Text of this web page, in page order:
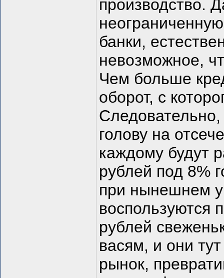
производство.
банки,
невозможное,
Чем больше
оборот, с
голову на
каждому будут
рублей под 8%
при нынешнем
воспользуются
рублей
васям, и они
рынок,